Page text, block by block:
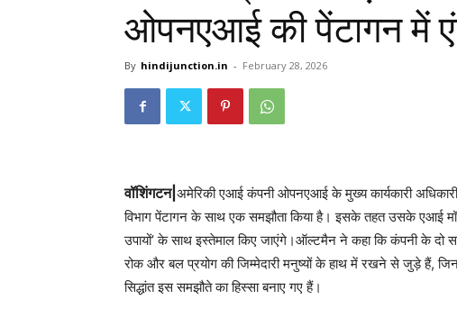
ओपनएआई की पेंटागन में
By hindijunction.in - February 28, 2026
वॉशिंगटन| अमेरिकी एआई कंपनी ओपनएआई के मुख्य कार्यकारी
विभाग पेंटागन के साथ एक समझौता किया है। इसके तहत उसके एआई
उपायों’ के साथ इस्तेमाल किए जाएंगे।ऑल्टमैन ने कहा कि कंपनी के दो
रोक और बल प्रयोग की जिम्मेदारी मनुष्यों के हाथ में रखने से जुड़े हैं,
सिद्धांत इस समझौते का हिस्सा बनाए गए हैं।